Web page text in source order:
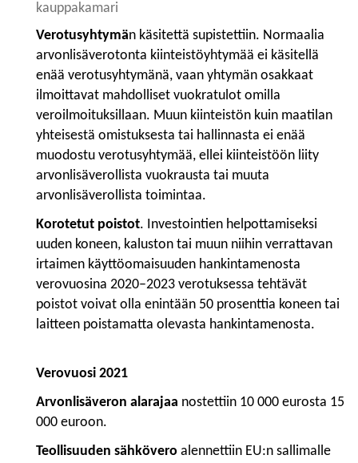
kauppakamari
Verotusyhtymän käsitettä supistettiin. Normaalia
arvonlisäverotonta kiinteistöyhtymää ei käsitellä
enää verotusyhtymänä, vaan yhtymän osakkaat
ilmoittavat mahdolliset vuokratulot omilla
veroilmoituksillaan. Muun kiinteistön kuin maatilan
yhteisestä omistuksesta tai hallinnasta ei enää
muodostu verotusyhtymää, ellei kiinteistöön liity
arvonlisäverollista vuokrausta tai muuta
arvonlisäverollista toimintaa.
Korotetut poistot. Investointien helpottamiseksi
uuden koneen, kaluston tai muun niihin verrattavan
irtaimen käyttöomaisuuden hankintamenosta
verovuosina 2020–2023 verotuksessa tehtävät
poistot voivat olla enintään 50 prosenttia koneen tai
laitteen poistamatta olevasta hankintamenosta.
Verovuosi 2021
Arvonlisäveron alarajaa nostettiin 10 000 eurosta 15
000 euroon.
Teollisuuden sähkövero alennettiin EU:n sallimalle